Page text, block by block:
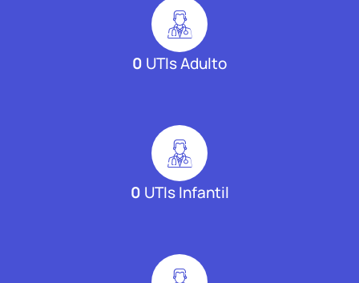
0 UTIs Adulto
0 UTIs Infantil